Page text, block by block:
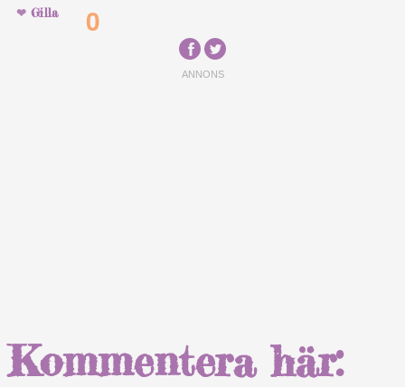
0
Gilla
Kommentera här: